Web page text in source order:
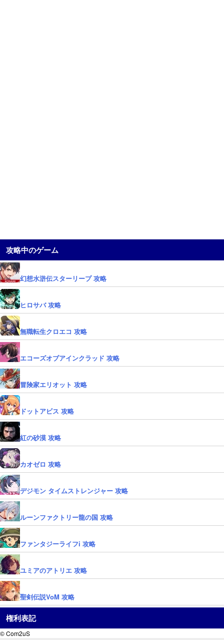
攻略中のゲーム
幻想水滸伝スターリープ 攻略
ヒロサバ 攻略
無職転生クロエコ 攻略
エコーズオブアインクラッド 攻略
冒険家エリオット 攻略
ドットアビス 攻略
紅の砂漠 攻略
カオゼロ 攻略
デジモン タイムストレンジャー 攻略
ルーンファクトリー龍の国 攻略
ファンタジーライフi 攻略
ユミアのアトリエ 攻略
聖剣伝説VoM 攻略
権利表記
© Com2uS